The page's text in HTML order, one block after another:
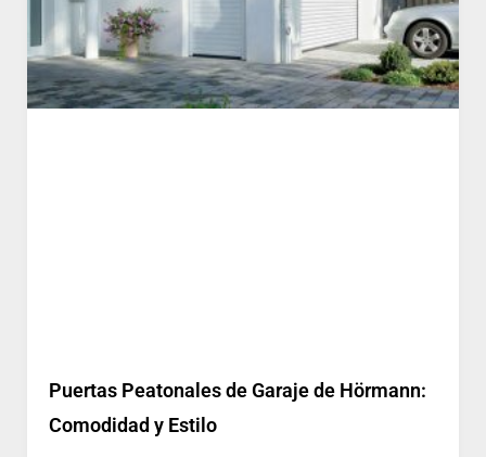
Puertas Peatonales de Garaje de Hörmann:
Comodidad y Estilo